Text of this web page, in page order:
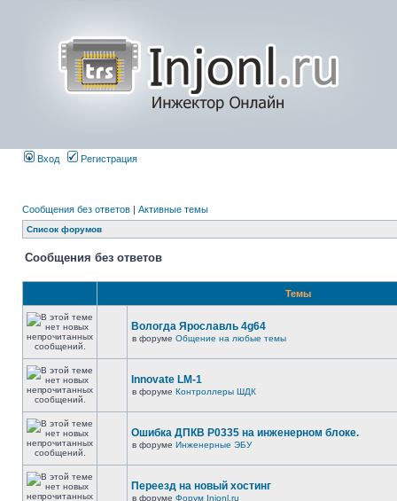
Вход Регистрация
Сообщения без ответов | Активные темы
Список форумов
Сообщения без ответов
Темы
Вологда Ярославль 4g64
в форуме Общение на любые темы
Innovate LM-1
в форуме Контроллеры ШДК
Ошибка ДПКВ Р0335 на инженерном блоке.
в форуме Инженерные ЭБУ
Переезд на новый хостинг
в форуме Форум Injonl.ru